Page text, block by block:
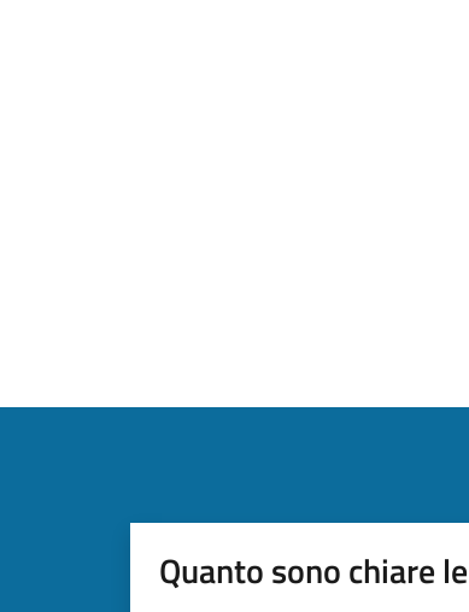
Quanto sono chiare